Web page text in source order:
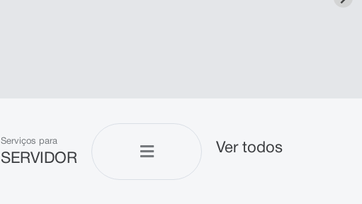
SERVIDOR
Serviços para Ver todos